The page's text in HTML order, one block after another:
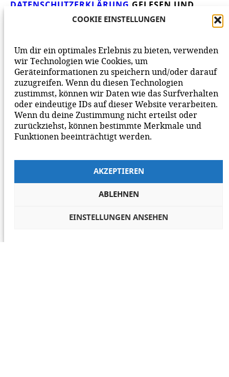
COOKIE EINSTELLUNGEN
Um dir ein optimales Erlebnis zu bieten, verwenden
wir Technologien wie Cookies, um
Geräteinformationen zu speichern und/oder darauf
zuzugreifen. Wenn du diesen Technologien
zustimmst, können wir Daten wie das Surfverhalten
oder eindeutige IDs auf dieser Website verarbeiten.
Wenn du deine Zustimmung nicht erteilst oder
zurückziehst, können bestimmte Merkmale und
Funktionen beeinträchtigt werden.
AKZEPTIEREN
ABLEHNEN
EINSTELLUNGEN ANSEHEN
DATENSCHUTZERKLÄRUNG GELESEN UND
AKZEPTIERE DIESE.WIR FREUEN UNS ÜBER
MITEINANDER AUF UNSERER SEITE.